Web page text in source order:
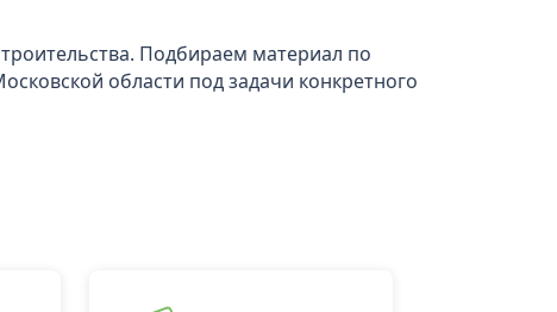
Подбираем материал по
области под задачи конкретного